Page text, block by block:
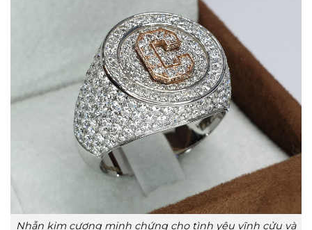
Nhẫn kim cương minh chứng cho tình yêu vĩnh cửu và